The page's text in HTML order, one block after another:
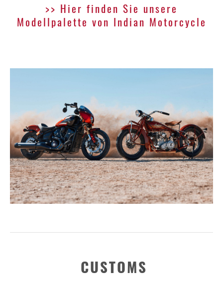
>> Hier finden Sie unsere
Modellpalette von Indian Motorcycle
CUSTOMS